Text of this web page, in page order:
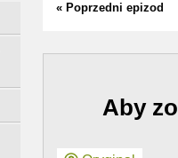
« Poprzedni epizod
Aby